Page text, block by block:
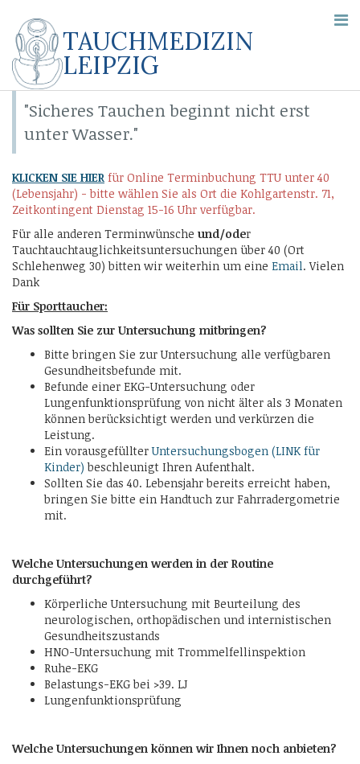
TAUCHMEDIZIN
LEIPZIG
"Sicheres Tauchen beginnt nicht erst
unter Wasser."
KLICKEN SIE HIER für Online Terminbuchung TTU unter 40
(Lebensjahr) - bitte wählen Sie als Ort die Kohlgartenstr. 71,
Zeitkontingent Dienstag 15-16 Uhr verfügbar.
Für alle anderen Terminwünsche und/oder
Tauchtauchtauglichkeitsuntersuchungen über 40 (Ort
Schlehenweg 30) bitten wir weiterhin um eine Email. Vielen
Dank
Für Sporttaucher:
Was sollten Sie zur Untersuchung mitbringen?
Bitte bringen Sie zur Untersuchung alle verfügbaren
Gesundheitsbefunde mit.
Befunde einer EKG-Untersuchung oder
Lungenfunktionsprüfung von nicht älter als 3 Monaten
können berücksichtigt werden und verkürzen die
Leistung.
Ein vorausgefüllterUntersuchungsbogen (LINK für
Kinder) beschleunigt Ihren Aufenthalt.
Sollten Sie das 40. Lebensjahr bereits erreicht haben,
bringen Sie bitte ein Handtuch zur Fahrradergometrie
mit.
Welche Untersuchungen werden in der Routine
durchgeführt?
Körperliche Untersuchung mit Beurteilung des
neurologischen, orthopädischen und internistischen
Gesundheitszustands
HNO-Untersuchung mit Trommelfellinspektion
Ruhe-EKG
Belastungs-EKG bei >39. LJ
Lungenfunktionsprüfung
Welche Untersuchungen können wir Ihnen noch anbieten?